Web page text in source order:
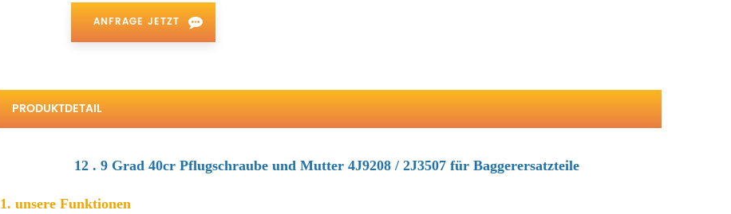
ANFRAGE JETZT
PRODUKTDETAIL
12 . 9 Grad 40cr Pflugschraube und Mutter 4J9208 / 2J3507 für Baggerersatzteile
1. unsere Funktionen